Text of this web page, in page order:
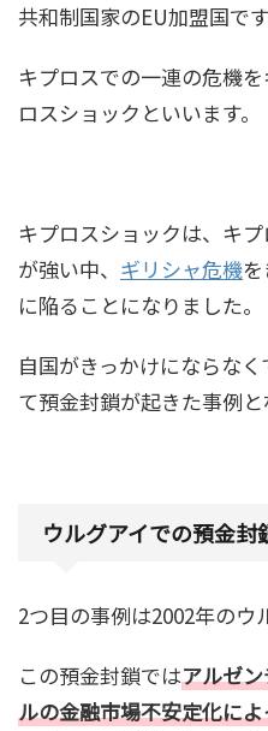
共和制国家のEU加盟国です
キプロスでの一連の危機
ロスショックといいます。
キプロスショックは、キ
が強い中、 ギリシャ危機
に陥ることになりました。
自国がきっかけにならな
て預金封鎖が起きた事例と
ウルグアイでの預金封
2つ目の事例は2002年のウ
この預金封鎖ではアルゼ
ルの金融市場不安定化に